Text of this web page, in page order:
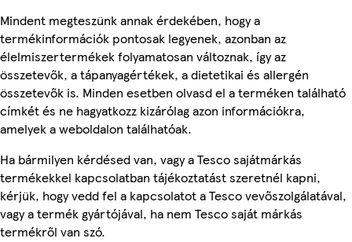
Mindent megteszünk annak érdekében, hogy a
termékinformációk pontosak legyenek, azonban az
élelmiszertermékek folyamatosan változnak, így az
összetevők, a tápanyagértékek, a dietetikai és allergén
összetevők is. Minden esetben olvasd el a terméken található
címkét és ne hagyatkozz kizárólag azon információkra,
amelyek a weboldalon találhatóak.
Ha bármilyen kérdésed van, vagy a Tesco sajátmárkás
termékekkel kapcsolatban tájékoztatást szeretnél kapni,
kérjük, hogy vedd fel a kapcsolatot a Tesco vevőszolgálatával,
vagy a termék gyártójával, ha nem Tesco saját márkás
termékről van szó.